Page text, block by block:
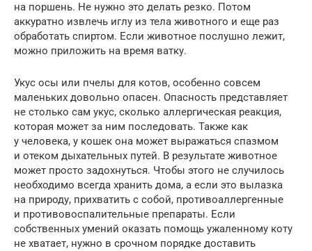
на поршень. Не нужно это делать резко. Потом
аккуратно извлечь иглу из тела животного и еще раз
обработать спиртом. Если животное послушно лежит,
можно приложить на время ватку.
Укус осы или пчелы для котов, особенно совсем
маленьких довольно опасен. Опасность представляет
не столько сам укус, сколько аллергическая реакция,
которая может за ним последовать. Также как
у человека, у кошек она может выражаться спазмом
и отеком дыхательных путей. В результате животное
может просто задохнуться. Чтобы этого не случилось
необходимо всегда хранить дома, а если это вылазка
на природу, прихватить с собой, противоаллергенные
и противовоспалительные препараты. Если
собственных умений оказать помощь ужаленному коту
не хватает, нужно в срочном порядке доставить